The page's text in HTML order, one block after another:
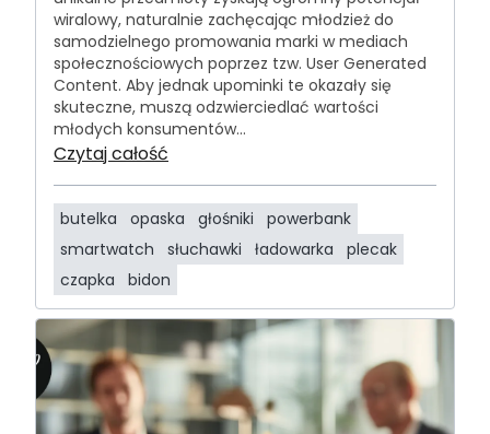
wiralowy, naturalnie zachęcając młodzież do
samodzielnego promowania marki w mediach
społecznościowych poprzez tzw. User Generated
Content. Aby jednak upominki te okazały się
skuteczne, muszą odzwierciedlać wartości
młodych konsumentów...
Czytaj całość
butelka opaska głośniki
powerbank
smartwatch
słuchawki ładowarka
plecak
czapka
bidon